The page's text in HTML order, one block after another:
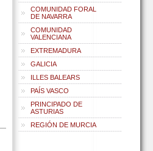
COMUNIDAD FORAL
DE NAVARRA
COMUNIDAD
VALENCIANA
EXTREMADURA
GALICIA
ILLES BALEARS
PAÍS VASCO
PRINCIPADO DE
ASTURIAS
REGIÓN DE MURCIA